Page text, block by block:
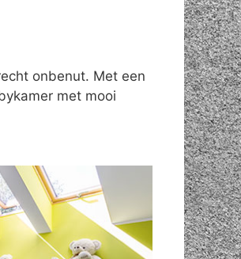
onbenut. Met een
met mooi